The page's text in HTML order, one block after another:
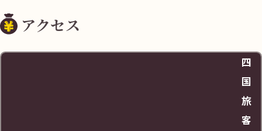
アクセス
四
国
旅
客